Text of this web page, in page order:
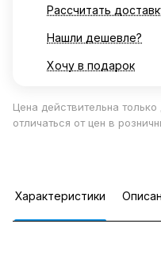
Рассчитать
Нашли дешевле?
Хочу в подарок
Цена действительна
отличаться от цен в
Характеристики